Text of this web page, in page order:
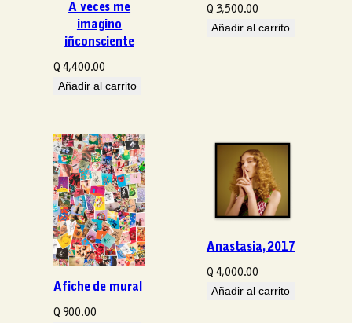
A veces me
imagino
iñconsciente
Q4,400.00
Añadir al carrito
Q3,500.00
Añadir al carrito
Afiche de mural
Q900.00
Anastasia, 2017
Q4,000.00
Añadir al carrito